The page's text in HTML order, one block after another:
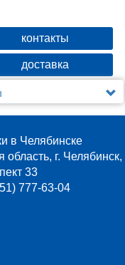
контакты
доставка
в Челябинске
г. Челябинск,
33
777-63-04